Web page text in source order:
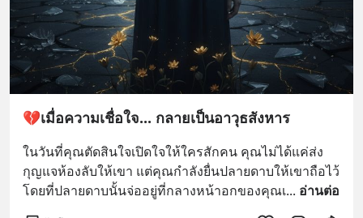
💔เมื่อความเชื่อใจ... กลายเป็นอาวุธสังหาร
ในวันที่คุณตัดสินใจเปิดใจให้ใครสักคน คุณไม่ได้แค่ส่ง
กุญแจห้องลับให้เขา แต่คุณกำลังยื่นปลายดาบให้เขาถือไว้
โดยที่ปลายดาบนั้นจ่ออยู่ที่กลางหน้าอกของคุณเ... อ่านต่อ